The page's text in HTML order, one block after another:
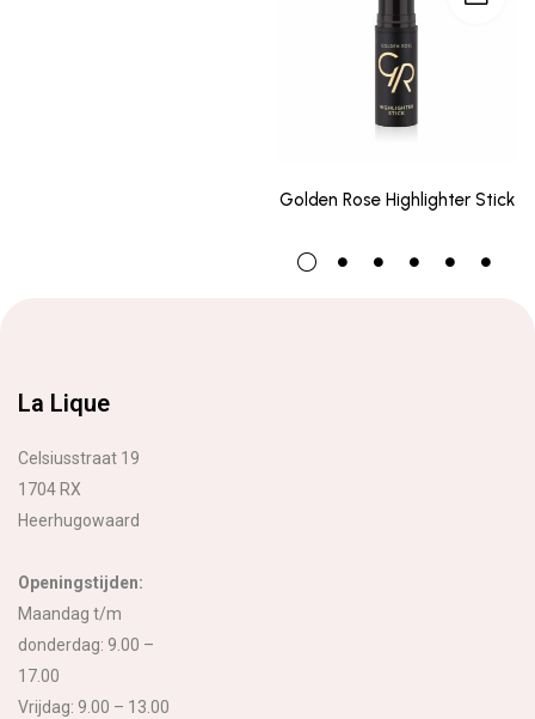
Golden Rose Highlighter Stick
La Lique
Celsiusstraat 19
1704 RX
Heerhugowaard
Openingstijden:
Maandag t/m
donderdag: 9.00 –
17.00
Vrijdag: 9.00 – 13.00